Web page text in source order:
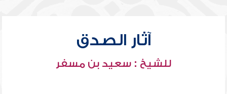
آثار الصدق
للشيخ : سعيد بن مسفر